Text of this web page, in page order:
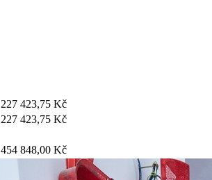
227 423,75 Kč
227 423,75 Kč
454 848,00 Kč